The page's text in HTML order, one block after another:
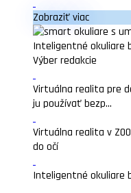
Zobraziť viac
Inteligentné okuliare
Výber redakcie
Virtuálna realita pre
ju používať bezp...
Virtuálna realita v
do očí
Inteligentné okuliare